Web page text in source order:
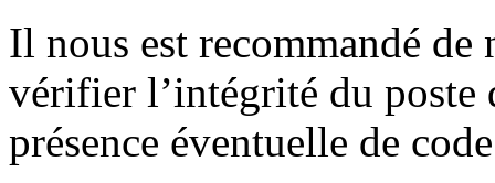
Il nous est recommandé
vérifier l’intégrité du poste
présence éventuelle de